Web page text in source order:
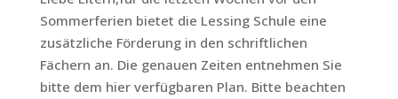
Sommerferien bietet die Lessing Schule eine
zusätzliche Förderung in den schriftlichen
Fächern an. Die genauen Zeiten entnehmen Sie
bitte dem hier verfügbaren Plan. Bitte beachten